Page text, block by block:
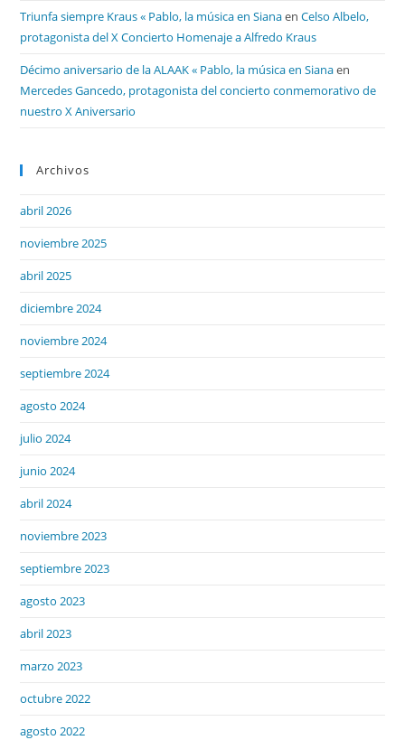
Triunfa siempre Kraus « Pablo, la música en SianaenCelso Albelo,
protagonista del X Concierto Homenaje a Alfredo Kraus
Décimo aniversario de la ALAAK « Pablo, la música en Sianaen
Mercedes Gancedo, protagonista del concierto conmemorativo de
nuestro X Aniversario
Archivos
abril 2026
noviembre 2025
abril 2025
diciembre 2024
noviembre 2024
septiembre 2024
agosto 2024
julio 2024
junio 2024
abril 2024
noviembre 2023
septiembre 2023
agosto 2023
abril 2023
marzo 2023
octubre 2022
agosto 2022